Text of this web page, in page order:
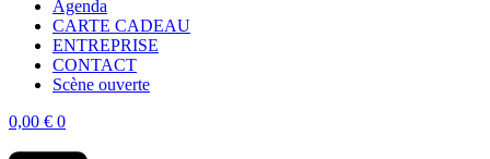
Agenda
CARTE CADEAU
ENTREPRISE
CONTACT
Scène ouverte
0,00 € 0